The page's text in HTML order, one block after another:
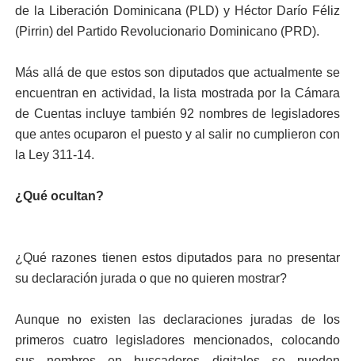
de la Liberación Dominica­na (PLD) y Héctor Darío Fé­liz
(Pirrin) del Partido Re­volucionario Dominicano (PRD).
Más allá de que estos son diputados que actualmen­te se
encuentran en activi­dad, la lista mostrada por la Cámara
de Cuentas inclu­ye también 92 nombres de legisladores
que antes ocu­paron el puesto y al salir no cumplieron con
la Ley 311-14.
¿Qué ocultan?
¿Qué razones tienen estos diputados para no presen­tar
su declaración jurada o que no quieren mostrar?
Aunque no existen las de­claraciones juradas de los
primeros cuatro legislado­res mencionados, colocan­do